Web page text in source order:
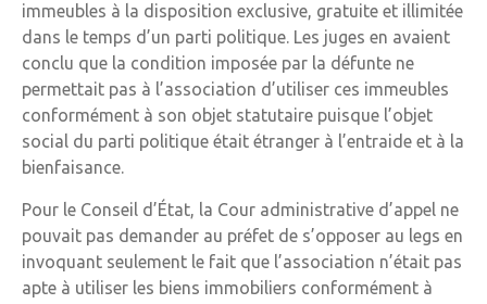
immeubles à la disposition exclusive, gratuite et illimitée
dans le temps d’un parti politique. Les juges en avaient
conclu que la condition imposée par la défunte ne
permettait pas à l’association d’utiliser ces immeubles
conformément à son objet statutaire puisque l’objet
social du parti politique était étranger à l’entraide et à la
bienfaisance.
Pour le Conseil d’État, la Cour administrative d’appel ne
pouvait pas demander au préfet de s’opposer au legs en
invoquant seulement le fait que l’association n’était pas
apte à utiliser les biens immobiliers conformément à